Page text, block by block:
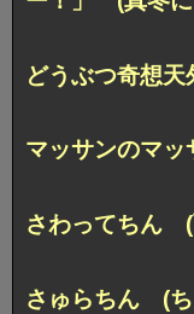
どうぶつ奇想
マッサンのマ
さわってちん
さゅらちん (ち